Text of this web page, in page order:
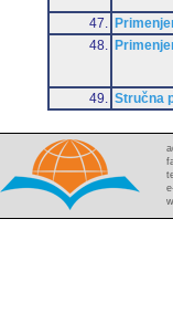
47.
48.
49. Stručna